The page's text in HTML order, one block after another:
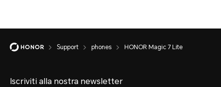
Support phones HONOR Magic 7 Lite
Iscriviti alla nostra newsletter